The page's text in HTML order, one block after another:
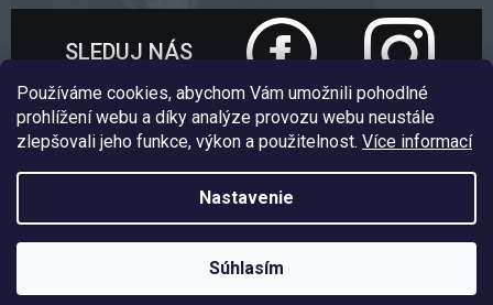
Používáme cookies, abychom Vám umožnili pohodlné
prohlížení webu a díky analýze provozu webu neustále
zlepšovali jeho funkce, výkon a použitelnost. Více informací
Nastavenie
Súhlasím
SLEDUJ NÁS
nastavenie cookies